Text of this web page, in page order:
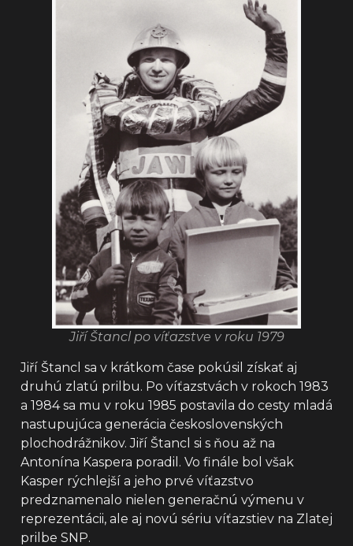
Jiří Štancl po víťazstve v roku 1979
Jiří Štancl sa v krátkom čase pokúsil získať aj
druhú zlatú prilbu. Po víťazstvách v rokoch 1983
a 1984 sa mu v roku 1985 postavila do cesty mladá
nastupujúca generácia československých
plochodrážnikov. Jiří Štancl si s ňou až na
Antonína Kaspera poradil. Vo finále bol však
Kasper rýchlejší a jeho prvé víťazstvo
predznamenalo nielen generačnú výmenu v
reprezentácii, ale aj novú sériu víťazstiev na Zlatej
prilbe SNP.